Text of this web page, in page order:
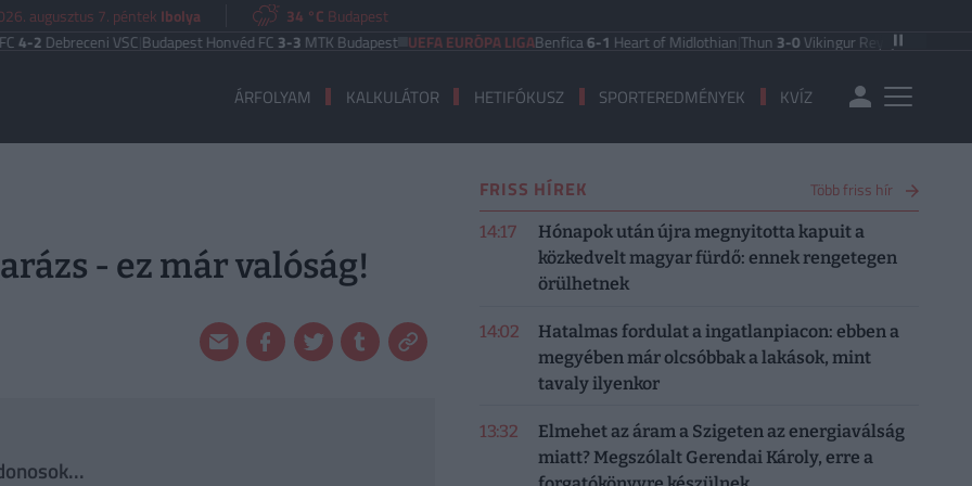
augusztus 7. péntek Ibolya 34 °C Budapest
VSC|Budapest Honvéd FC3-3MTK Budapest UEFA EURÓPA LIGABenfica6-1Heart of Midlothian|Thun3-0Vikingur Reykjavik|PAOK Saloniki
ÁRFOLYAM KALKULÁTOR HETIFÓKUSZ SPORTEREDMÉNYEK KVÍZ
- ez már valóság!
FRISS HÍREK Több friss hír
14:17
Hónapok után újra megnyitotta kapuit a
közkedvelt magyar fürdő: ennek rengetegen
örülhetnek
14:02
Hatalmas fordulat a ingatlanpiacon: ebben a
megyében már olcsóbbak a lakások, mint
tavaly ilyenkor
13:32
Elmehet az áram a Szigeten az energiaválság
miatt? Megszólalt Gerendai Károly, erre a